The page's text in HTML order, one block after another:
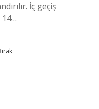
İç geçiş